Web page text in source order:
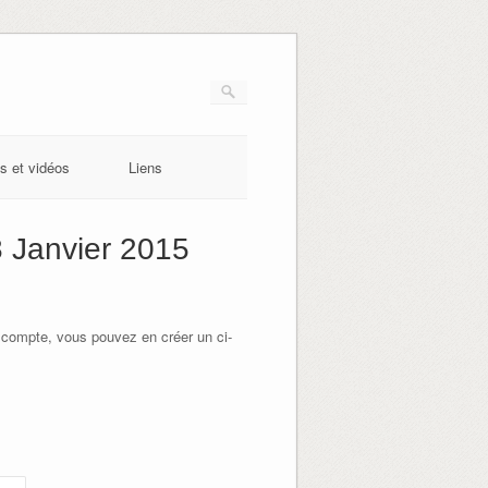
et vidéos Liens
Janvier 2015
vous pouvez en créer un ci-